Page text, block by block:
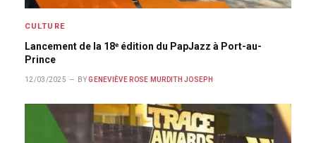
CULTURE
Lancement de la 18ᵉ édition du PapJazz à Port-au-
Prince
12/03/2025 BY GENEVIÈVE ROSE MURDITH JOSEPH